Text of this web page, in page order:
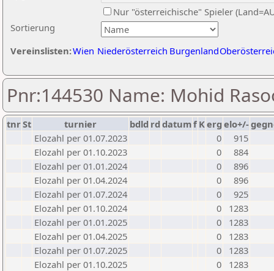
Sortierung
Nur "österreichische" Spieler
Vereinslisten:Wien Niederösterreich Burgenland
Pnr:144530 Name: Mohid
tnrSt turnier bdld rd datumf Kerg elo+/-
Elozahl per 01.07.2023
0
915
Elozahl per 01.10.2023
0
884
Elozahl per 01.01.2024
0
896
Elozahl per 01.04.2024
0
896
Elozahl per 01.07.2024
0
925
Elozahl per 01.10.2024
0
1283
Elozahl per 01.01.2025
0
1283
Elozahl per 01.04.2025
0
1283
Elozahl per 01.07.2025
0
1283
Elozahl per 01.10.2025
0
1283